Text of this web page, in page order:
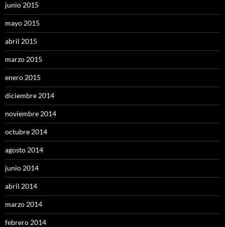
junio 2015
mayo 2015
abril 2015
marzo 2015
enero 2015
diciembre 2014
noviembre 2014
octubre 2014
agosto 2014
junio 2014
abril 2014
marzo 2014
febrero 2014